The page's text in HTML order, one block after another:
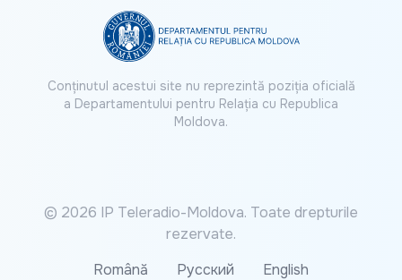
Conținutul acestui site nu reprezintă poziția oficială
a Departamentului pentru Relația cu Republica
Moldova.
© 2026 IP Teleradio-Moldova. Toate drepturile
rezervate.
Română
Русский English